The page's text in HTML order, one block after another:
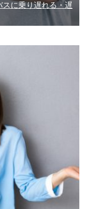
に乗り遅れる・遅